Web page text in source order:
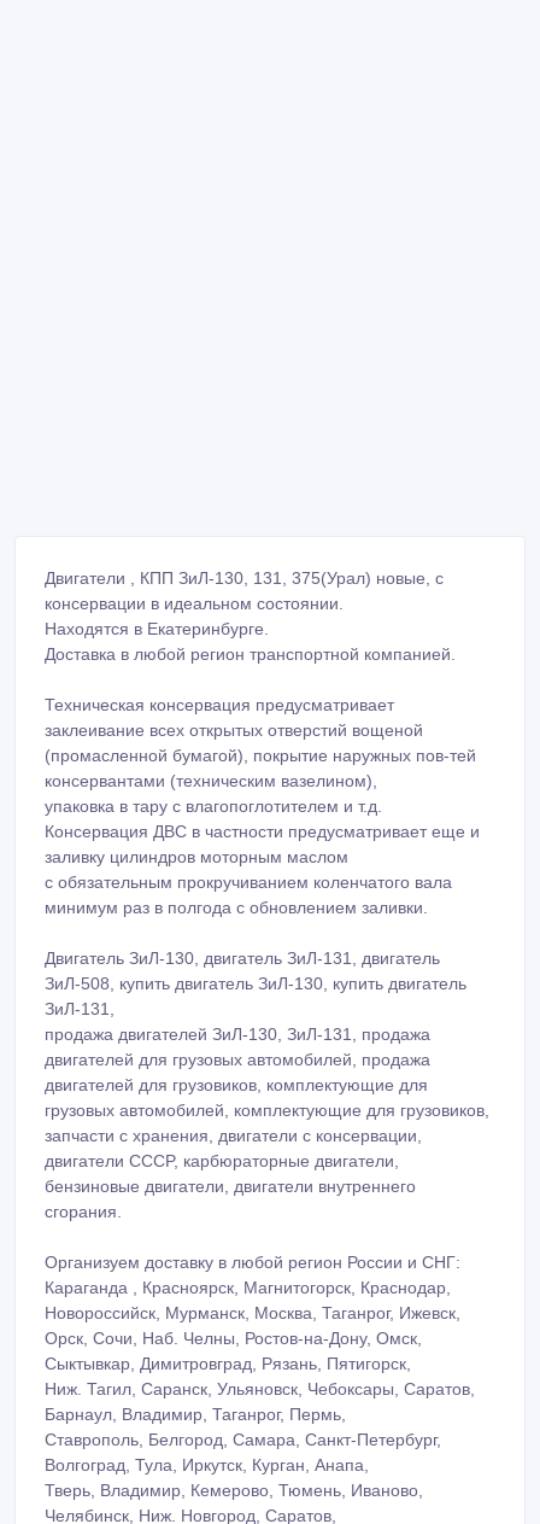
Двигатели , КПП ЗиЛ-130, 131, 375(Урал) новые, с
консервации в идеальном состоянии.
Находятся в Екатеринбурге.
Доставка в любой регион транспортной компанией.
Техническая консервация предусматривает
заклеивание всех открытых отверстий вощеной
(промасленной бумагой), покрытие наружных пов-тей
консервантами (техническим вазелином),
упаковка в тару с влагопоглотителем и т.д.
Консервация ДВС в частности предусматривает еще и
заливку цилиндров моторным маслом
с обязательным прокручиванием коленчатого вала
минимум раз в полгода с обновлением заливки.
Двигатель ЗиЛ-130, двигатель ЗиЛ-131, двигатель
ЗиЛ-508, купить двигатель ЗиЛ-130, купить двигатель
ЗиЛ-131,
продажа двигателей ЗиЛ-130, ЗиЛ-131, продажа
двигателей для грузовых автомобилей, продажа
двигателей для грузовиков, комплектующие для
грузовых автомобилей, комплектующие для грузовиков,
запчасти с хранения, двигатели с консервации,
двигатели CCCP, карбюраторные двигатели,
бензиновые двигатели, двигатели внутреннего
сгорания.
Организуем доставку в любой регион России и СНГ:
Караганда , Красноярск, Магнитогорск, Краснодар,
Новороссийск, Мурманск, Москва, Таганрог, Ижевск,
Орск, Сочи, Наб. Челны, Ростов-на-Дону, Омск,
Сыктывкар, Димитровград, Рязань, Пятигорск,
Ниж. Тагил, Саранск, Ульяновск, Чебоксары, Саратов,
Барнаул, Владимир, Таганрог, Пермь,
Ставрополь, Белгород, Самара, Санкт-Петербург,
Волгоград, Тула, Иркутск, Курган, Анапа,
Тверь, Владимир, Кемерово, Тюмень, Иваново,
Челябинск, Ниж. Новгород, Саратов,